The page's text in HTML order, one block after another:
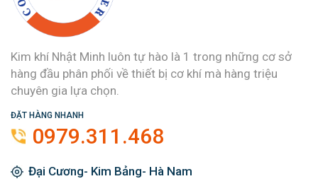
Kim khí Nhật Minh luôn tự hào là 1 trong những cơ sở
hàng đầu phân phối về thiết bị cơ khí mà hàng triệu
chuyên gia lựa chọn.
ĐẶT HÀNG NHANH
0979.311.468
Đại Cương- Kim Bảng- Hà Nam